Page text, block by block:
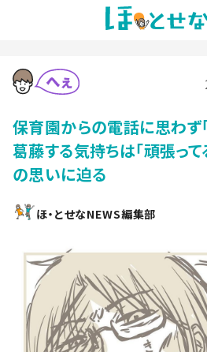
保育園からの電話に思わず
葛藤する気持ちは「頑張っ
の思いに迫る
ほ・とせなNEWS編集部